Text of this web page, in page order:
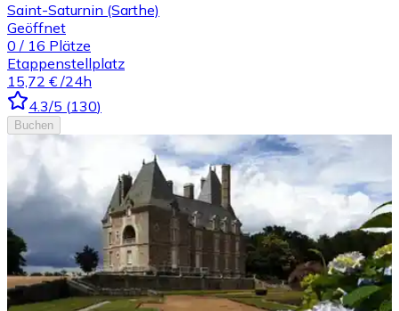
Saint-Saturnin (Sarthe)
Geöffnet
0 / 16 Plätze
Etappenstellplatz
15,72 € /24h
4.3/5 (130)
Buchen